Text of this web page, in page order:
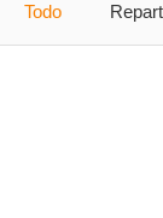
Todo